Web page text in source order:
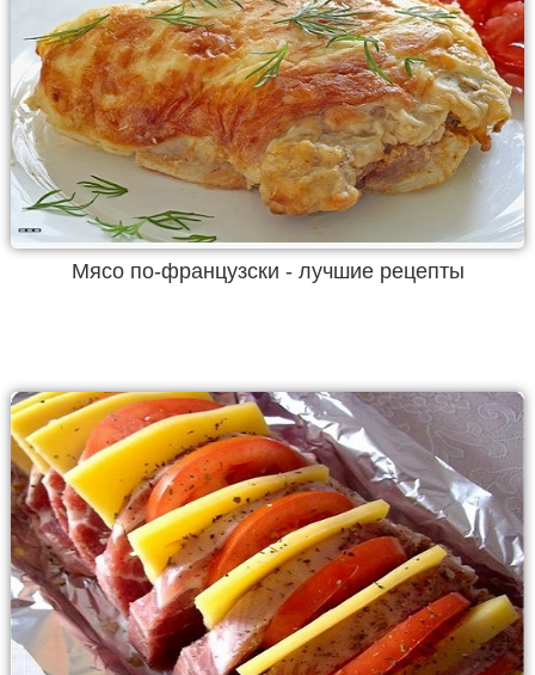
Мясо по-французски - лучшие рецепты